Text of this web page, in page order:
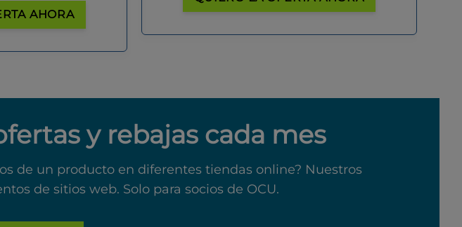
AHORA
y rebajas cada mes
de un producto en diferentes tiendas online? Nuestros
de sitios web. Solo para socios de OCU.